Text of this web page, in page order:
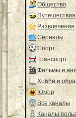
Общество
Развлечения
Сериалы
Спорт
Транспорт
Фильмы и
Хобби и
Юмор
Все каналы
Каналы